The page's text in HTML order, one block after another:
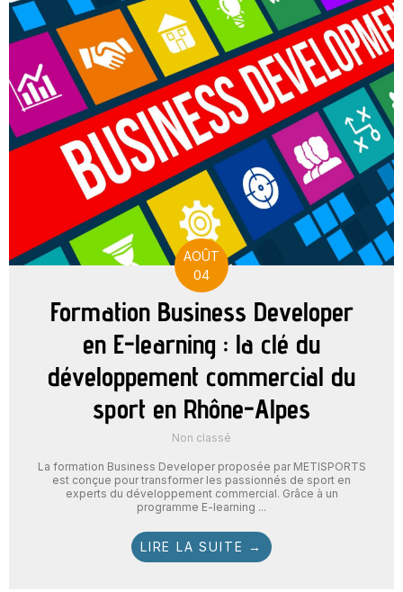
AOÛT
04
Formation Business Developer
en E-learning : la clé du
développement commercial du
sport en Rhône-Alpes
Non classé
La formation Business Developer proposée par METISPORTS
est conçue pour transformer les passionnés de sport en
experts du développement commercial. Grâce à un
programme E-learning ...
LIRE LA SUITE →